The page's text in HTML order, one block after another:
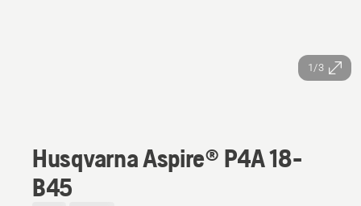
1/3
Husqvarna Aspire® P4A 18-
B45